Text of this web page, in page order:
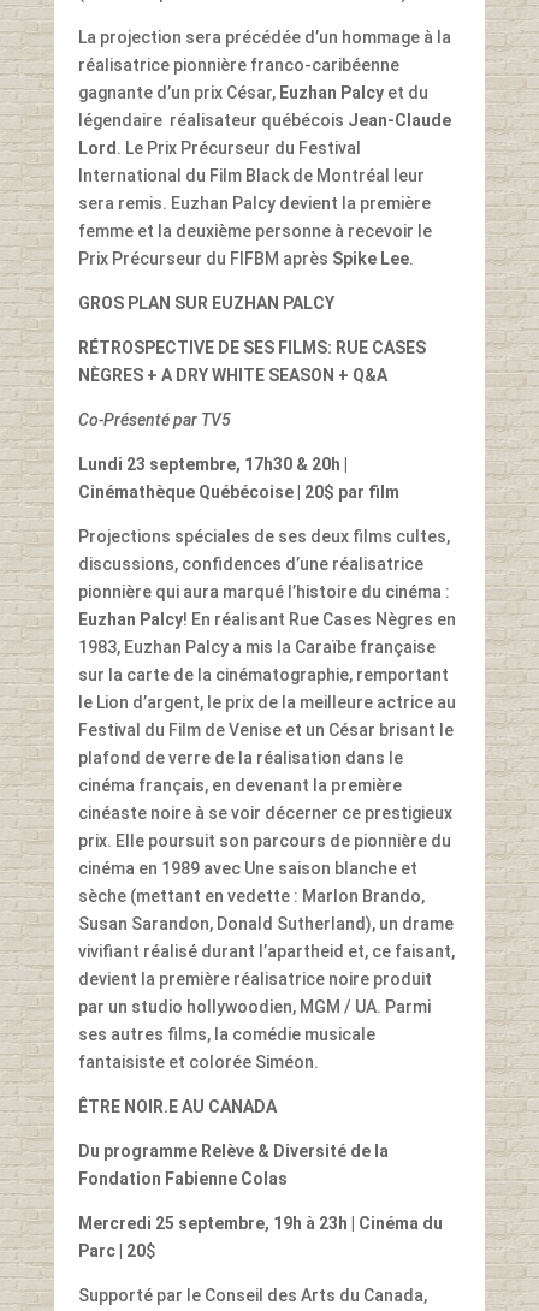
La projection sera précédée d’un hommage à la
réalisatrice pionnière franco-caribéenne
gagnante d’un prix César, Euzhan Palcyet du
légendaire réalisateur québécois Jean-Claude
Lord . Le Prix Précurseur du Festival
International du Film Black de Montréal leur
sera remis. Euzhan Palcy devient la première
femme et la deuxième personne à recevoir le
Prix Précurseur du FIFBM après Spike Lee.
GROS PLAN SUR EUZHAN PALCY
RÉTROSPECTIVE DE SES FILMS: RUE CASES
NÈGRES + A DRY WHITE SEASON + Q&A
Co-Présenté par TV5
Lundi 23 septembre, 17h30 & 20h
Cinémathèque Québécoise | 20$ par film
Projections spéciales de ses deux films cultes,
discussions, confidences d’une réalisatrice
pionnière qui aura marqué l’histoire du cinéma :
Euzhan Palcy! En réalisant Rue Cases Nègres en
1983, Euzhan Palcy a mis la Caraïbe française
sur la carte de la cinématographie, remportant
le Lion d’argent, le prix de la meilleure actrice au
Festival du Film de Venise et un César brisant le
plafond de verre de la réalisation dans le
cinéma français, en devenant la première
cinéaste noire à se voir décerner ce prestigieux
prix. Elle poursuit son parcours de pionnière du
cinéma en 1989 avec Une saison blanche et
sèche (mettant en vedette : Marlon Brando,
Susan Sarandon, Donald Sutherland), un drame
vivifiant réalisé durant l’apartheid et, ce faisant,
devient la première réalisatrice noire produit
par un studio hollywoodien, MGM / UA. Parmi
ses autres films, la comédie musicale
fantaisiste et colorée Siméon.
ÊTRE NOIR.E AU CANADA
Du programme Relève & Diversité de la
Fondation Fabienne Colas
Mercredi 25 septembre, 19h à 23h
| Cinéma du
Parc | 20$
Supporté par le Conseil des Arts du Canada,